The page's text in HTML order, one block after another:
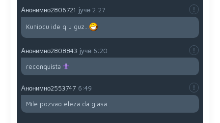
Анонимно2806721 јуче 2:27
Kuniocu ide q u guz...
Анонимно2808843 јуче 6:20
reconquista
Анонимно2553747 6:49
Mile pozvao eleza da glasa .